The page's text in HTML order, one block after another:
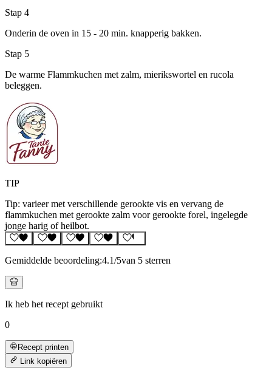
Stap 4
Onderin de oven in 15 - 20 min. knapperig bakken.
Stap 5
De warme Flammkuchen met zalm, mierikswortel en rucola
beleggen.
TIP
Tip: varieer met verschillende gerookte vis en vervang de
flammkuchen met gerookte zalm voor gerookte forel, ingelegde
jonge harig of heilbot.
Gemiddelde beoordeling:4.1/5van 5 sterren
Ik heb het recept gebruikt
0
Recept printen
Link kopiëren